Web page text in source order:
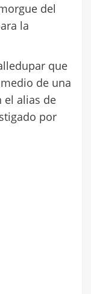
del
la
que
de una
el alias de
por